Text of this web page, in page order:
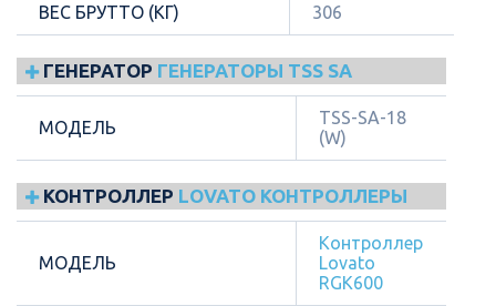
ВЕС БРУТТО (КГ) 306
ГЕНЕРАТОР ГЕНЕРАТОРЫ TSS SA
МОДЕЛЬ
TSS-SA-18
(W)
КОНТРОЛЛЕР LOVATO КОНТРОЛЛЕРЫ
МОДЕЛЬ
Контроллер
Lovato
RGK600